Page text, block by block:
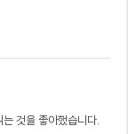
것을 좋아했습니다.